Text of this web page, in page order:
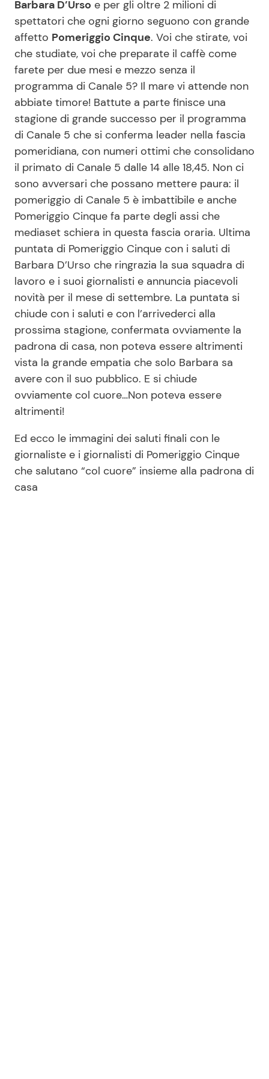
Seguici
Info
Chi siamo
Disclaimer e Privacy
Redazione
Contattaci
Pubblicità
Privacy Policy
Barbara D’Urso e per gli oltre 2 milioni di
spettatori che ogni giorno seguono con grande
affetto Pomeriggio Cinque. Voi che stirate, voi
che studiate, voi che preparate il caffè come
farete per due mesi e mezzo senza il
programma di Canale 5? Il mare vi attende non
abbiate timore! Battute a parte finisce una
stagione di grande successo per il programma
di Canale 5 che si conferma leader nella fascia
pomeridiana, con numeri ottimi che consolidano
il primato di Canale 5 dalle 14 alle 18,45. Non ci
sono avversari che possano mettere paura: il
pomeriggio di Canale 5 è imbattibile e anche
Pomeriggio Cinque fa parte degli assi che
mediaset schiera in questa fascia oraria. Ultima
puntata di Pomeriggio Cinque con i saluti di
Barbara D’Urso che ringrazia la sua squadra di
lavoro e i suoi giornalisti e annuncia piacevoli
novità per il mese di settembre. La puntata si
chiude con i saluti e con l’arrivederci alla
prossima stagione, confermata ovviamente la
padrona di casa, non poteva essere altrimenti
vista la grande empatia che solo Barbara sa
avere con il suo pubblico. E si chiude
ovviamente col cuore…Non poteva essere
altrimenti!
Ed ecco le immagini dei saluti finali con le
giornaliste e i giornalisti di Pomeriggio Cinque
che salutano “col cuore” insieme alla padrona di
casa